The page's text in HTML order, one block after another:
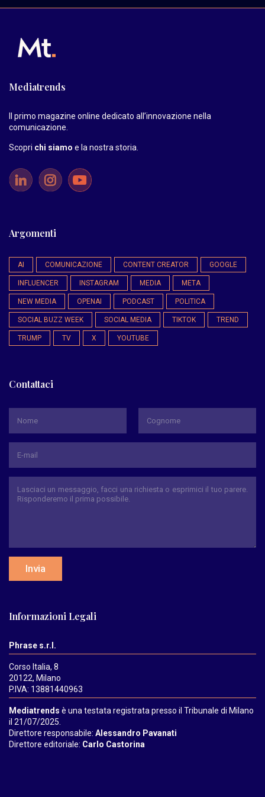
Mediatrends
Il primo magazine online dedicato all’innovazione nella
comunicazione.
Scopri chi siamo e la nostra storia
Argomenti
AI COMUNICAZIONE CONTENT CREATOR GOOGLE
INFLUENCER INSTAGRAM MEDIA META
NEW MEDIA OPENAI PODCAST POLITICA
SOCIAL BUZZ WEEK SOCIAL MEDIA TIKTOK TREND
TRUMP TV X YOUTUBE
Contattaci
Invia
Informazioni Legali
Phrase s.r.l.
Corso Italia, 8
20122, Milano
P.IVA: 13881440963
Mediatrends è una testata registrata presso il Tribunale di Milano
il 21/07/2025.
Direttore responsabile: Alessandro Pavanati
Direttore editoriale: Carlo Castorina